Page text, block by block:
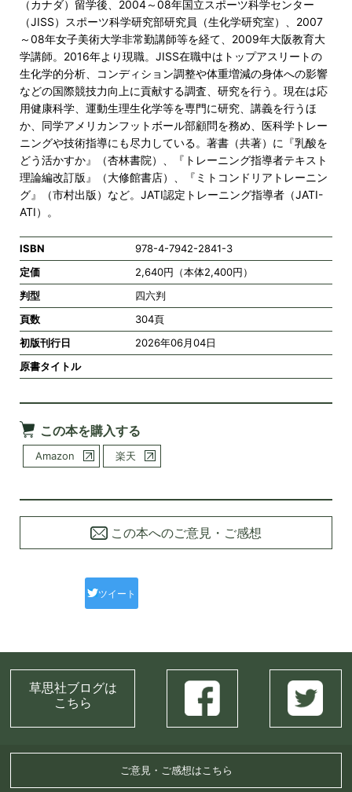
（カナダ）留学後、2004～08年国立スポーツ科学センター
（JISS）スポーツ科学研究部研究員（生化学研究室）、2007
～08年女子美術大学非常勤講師等を経て、2009年大阪教育大
学講師。2016年より現職。JISS在職中はトップアスリートの
生化学的分析、コンディション調整や体重増減の身体への影響
などの国際競技力向上に貢献する調査、研究を行う。現在は応
用健康科学、運動生理生化学等を専門に研究、講義を行うほ
か、同学アメリカンフットボール部顧問を務め、医科学トレー
ニングや技術指導にも尽力している。著書（共著）に『乳酸を
どう活かすか』（杏林書院）、『トレーニング指導者テキスト
理論編改訂版』（大修館書店）、『ミトコンドリアトレーニン
グ』（市村出版）など。JATI認定トレーニング指導者（JATI-
ATI）。
ISBN
978-4-7942-2841-3
定価
2,640円（本体2,400円）
判型
四六判
頁数
304頁
初版刊行日
2026年06月04日
原書タイトル
この本を購入する
Amazon 楽天
この本へのご意見・ご感想
ツイート
草思社ブログは
こちら
ご意見・ご感想はこちら